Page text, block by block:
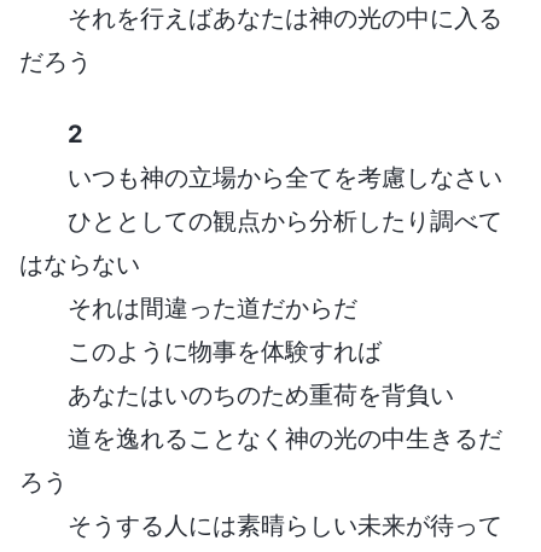
それを行えばあなたは神の光の中に入る
だろう
2
いつも神の立場から全てを考慮しなさい
ひととしての観点から分析したり調べて
はならない
それは間違った道だからだ
このように物事を体験すれば
あなたはいのちのため重荷を背負い
道を逸れることなく神の光の中生きるだ
ろう
そうする人には素晴らしい未来が待って